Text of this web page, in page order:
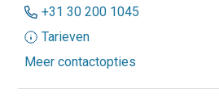
+31 30 200 1045
Tarieven
Meer contactopties